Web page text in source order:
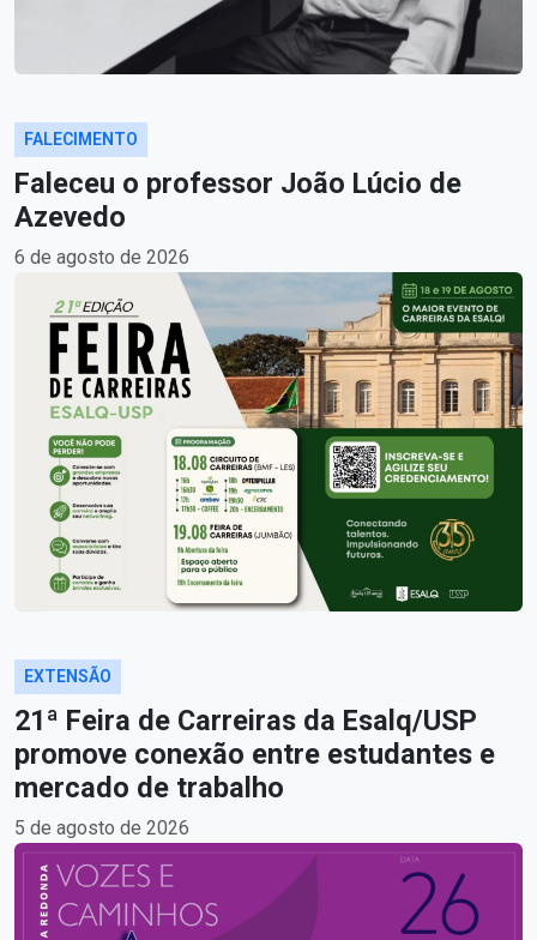
FALECIMENTO
Faleceu o professor João Lúcio de
Azevedo
6 de agosto de 2026
EXTENSÃO
21ª Feira de Carreiras da Esalq/USP
promove conexão entre estudantes e
mercado de trabalho
5 de agosto de 2026